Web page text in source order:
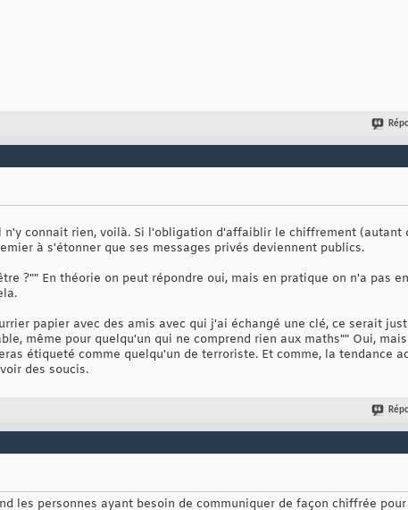
n'y connait rien, voilà. Si l'obligation d'affaiblir le chiffrement (autant
à s'étonner que ses messages privés deviennent publics.
?"" En théorie on peut répondre oui, mais en pratique on n'a pas
papier avec des amis avec qui j'ai échangé une clé, ce serait
même pour quelqu'un qui ne comprend rien aux maths"" Oui,
étiqueté comme quelqu'un de terroriste. Et comme, la tendance
des soucis.
les personnes ayant besoin de communiquer de façon chiffrée